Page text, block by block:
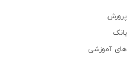
های آموزشی